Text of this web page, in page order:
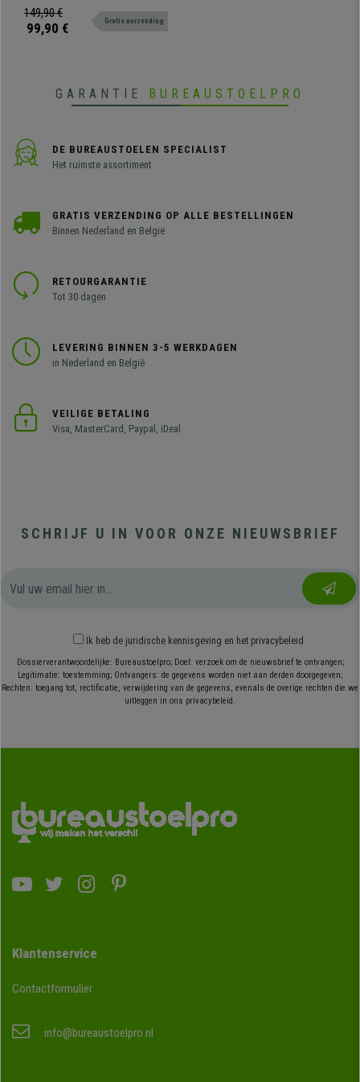
Kleur Zwart
Dit model heeft een opklapbaar
schrijftafeltje. De perfecte stoel
149,90 €
99,90 € Gratis verzending
GARANTIE BUREAUSTOELPRO
DE BUREAUSTOELEN SPECIALIST
Het ruimste assortiment
GRATIS VERZENDING OP ALLE BESTELLINGEN
Binnen Nederland en België
RETOURGARANTIE
Tot 30 dagen
LEVERING BINNEN 3-5 WERKDAGEN
in Nederland en België
VEILIGE BETALING
Visa, MasterCard, Paypal, iDeal
SCHRIJF U IN VOOR ONZE NIEUWSBRIEF
Ik heb de juridische kennisgeving en het privacybeleid
Dossierverantwoordelijke: Bureaustoelpro; Doel: verzoek om de nieuwsbrief te ontvangen;
Legitimatie: toestemming; Ontvangers: de gegevens worden niet aan derden doorgegeven;
Rechten: toegang tot, rectificatie, verwijdering van de gegevens, evenals de overige rechten die we
uitleggen in ons privacybeleid.
Klantenservice
Contactformulier
info@bureaustoelpro.nl